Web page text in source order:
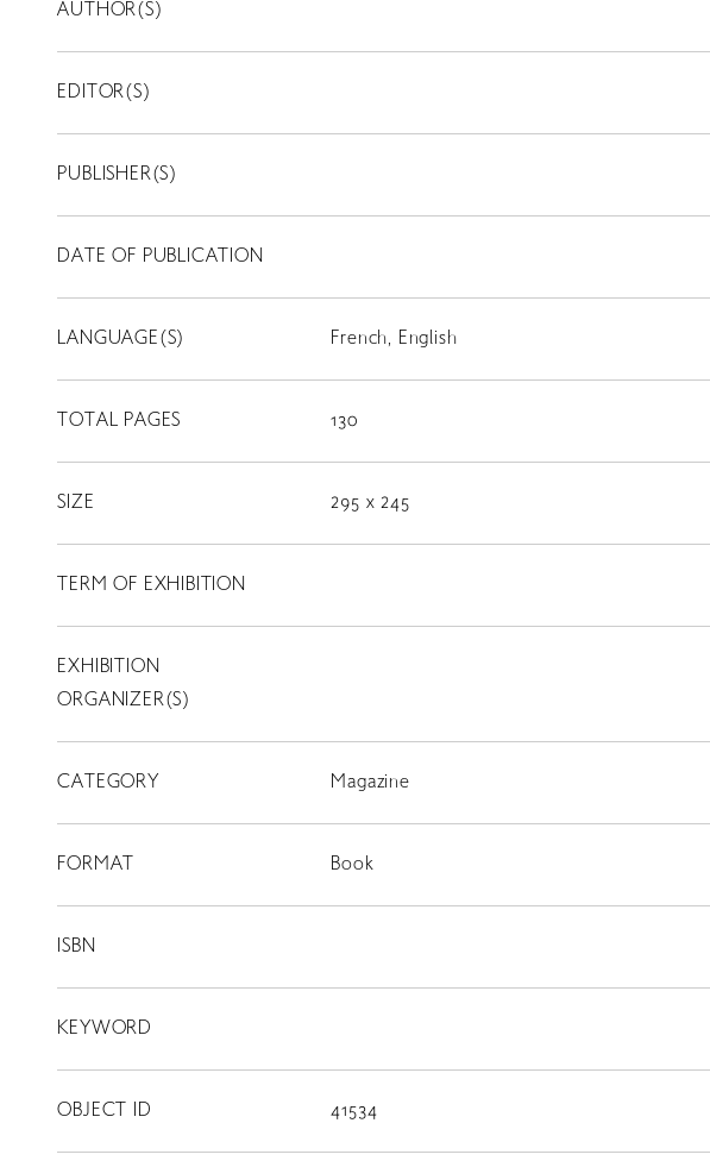
LIBRARY
RETRACE
動画
AUTHOR(S)
EDITOR(S)
PUBLISHER(S)
DATE OF PUBLICATION
LANGUAGE(S) French, English
TOTAL PAGES 130
SIZE 295 x 245
TERM OF EXHIBITION
EXHIBITION
ORGANIZER(S)
CATEGORY Magazine
FORMAT Book
ISBN
KEYWORD
OBJECT ID 41534